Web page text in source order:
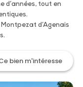
d’années, tout en
d’Agenais
bien m'intéresse